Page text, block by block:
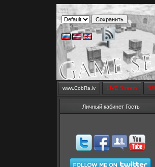
www.CobRa.lv LIVE Stream
Личный кабинет Гость